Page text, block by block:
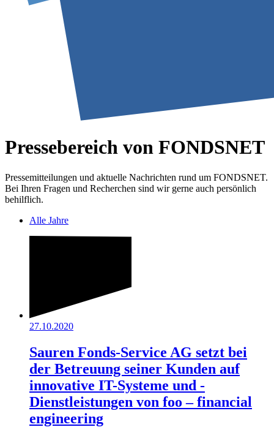
Pressebereich von FONDSNET
Pressemitteilungen und aktuelle Nachrichten rund um FONDSNET.
Bei Ihren Fragen und Recherchen sind wir gerne auch persönlich
behilflich.
Alle Jahre
27.10.2020
Sauren Fonds-Service AG setzt bei
der Betreuung seiner Kunden auf
innovative IT-Systeme und -
Dienstleistungen von foo – financial
engineering